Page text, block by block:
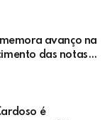
avanço na
das notas
de Itabela
é